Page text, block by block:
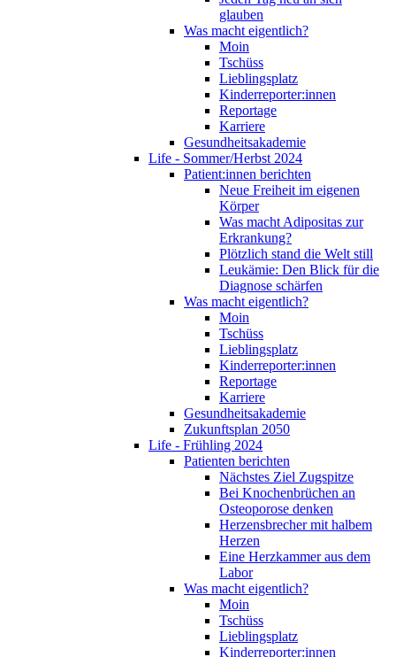
glauben
Was macht eigentlich?
Moin
Tschüss
Lieblingsplatz
Kinderreporter:innen
Reportage
Karriere
Gesundheitsakademie
Life - Sommer/Herbst 2024
Patient:innen berichten
Neue Freiheit im eigenen
Körper
Was macht Adipositas zur
Erkrankung?
Plötzlich stand die Welt still
Leukämie: Den Blick für die
Diagnose schärfen
Was macht eigentlich?
Moin
Tschüss
Lieblingsplatz
Kinderreporter:innen
Reportage
Karriere
Gesundheitsakademie
Zukunftsplan 2050
Life - Frühling 2024
Patienten berichten
Nächstes Ziel Zugspitze
Bei Knochenbrüchen an
Osteoporose denken
Herzensbrecher mit halbem
Herzen
Eine Herzkammer aus dem
Labor
Was macht eigentlich?
Moin
Tschüss
Lieblingsplatz
Kinderreporter:innen